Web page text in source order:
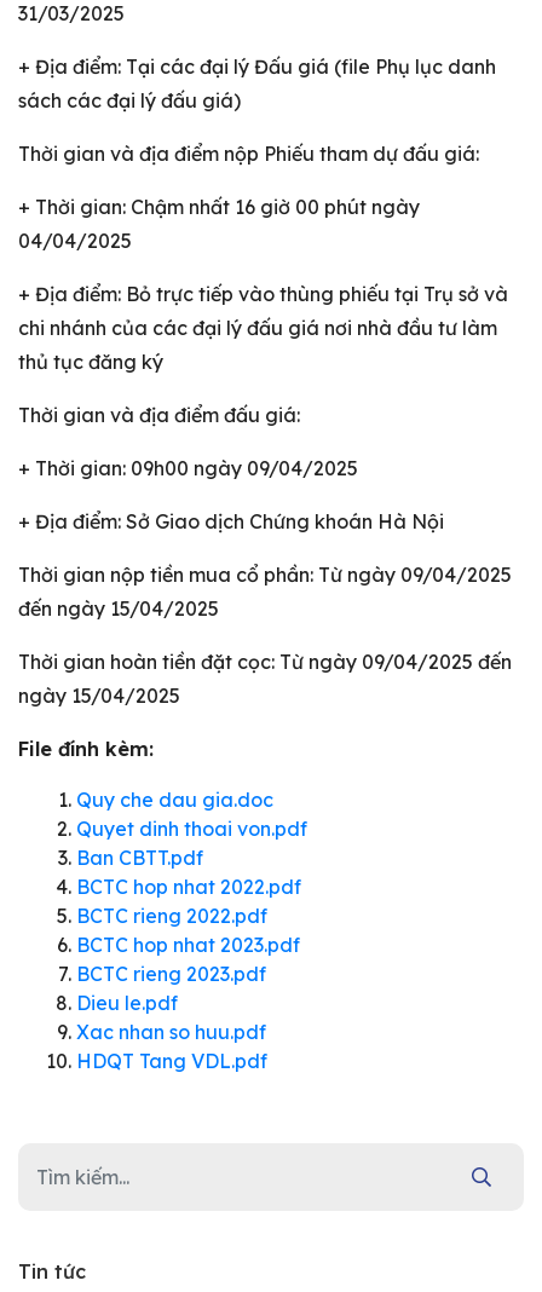
Tin tức
31/03/2025
+ Địa điểm: Tại các đại lý Đấu giá (file Phụ lục danh
sách các đại lý đấu giá)
Thời gian và địa điểm nộp Phiếu tham dự đấu giá:
+ Thời gian: Chậm nhất 16 giờ 00 phút ngày
04/04/2025
+ Địa điểm: Bỏ trực tiếp vào thùng phiếu tại Trụ sở và
chi nhánh của các đại lý đấu giá nơi nhà đầu tư làm
thủ tục đăng ký
Thời gian và địa điểm đấu giá:
+ Thời gian: 09h00 ngày 09/04/2025
+ Địa điểm: Sở Giao dịch Chứng khoán Hà Nội
Thời gian nộp tiền mua cổ phần: Từ ngày 09/04/2025
đến ngày 15/04/2025
Thời gian hoàn tiền đặt cọc: Từ ngày 09/04/2025 đến
ngày 15/04/2025
File đính kèm:
Quy che dau gia.doc
Quyet dinh thoai von.pdf
Ban CBTT.pdf
BCTC hop nhat 2022.pdf
BCTC rieng 2022.pdf
BCTC hop nhat 2023.pdf
BCTC rieng 2023.pdf
Dieu le.pdf
Xac nhan so huu.pdf
HDQT Tang VDL.pdf